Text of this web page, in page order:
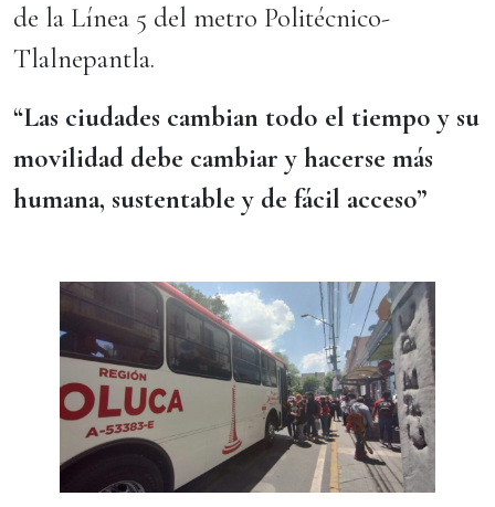
de la Línea 5 del metro Politécnico-
Tlalnepantla.
“Las ciudades cambian todo el tiempo y su
movilidad debe cambiar y hacerse más
humana, sustentable y de fácil acceso”